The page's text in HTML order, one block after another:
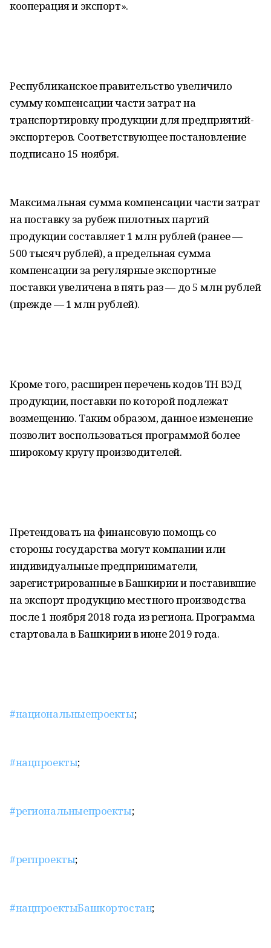
кооперация и экспорт».
Республиканское правительство увеличило
сумму компенсации части затрат на
транспортировку продукции для предприятий-
экспортеров. Соответствующее постановление
подписано 15 ноября.
Максимальная сумма компенсации части затрат
на поставку за рубеж пилотных партий
продукции составляет 1 млн рублей (ранее —
500 тысяч рублей), а предельная сумма
компенсации за регулярные экспортные
поставки увеличена в пять раз — до 5 млн рублей
(прежде — 1 млн рублей).
Кроме того, расширен перечень кодов ТН ВЭД
продукции, поставки по которой подлежат
возмещению. Таким образом, данное изменение
позволит воспользоваться программой более
широкому кругу производителей.
Претендовать на финансовую помощь со
стороны государства могут компании или
индивидуальные предприниматели,
зарегистрированные в Башкирии и поставившие
на экспорт продукцию местного производства
после 1 ноября 2018 года из региона. Программа
стартовала в Башкирии в июне 2019 года.
#национальныепроекты;
#нацпроекты;
#региональныепроекты;
#регпроекты;
#нацпроектыБашкортостан;